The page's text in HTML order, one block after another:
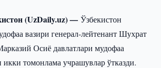
(UzDaily.uz) —Ўзбекистон
вазири генерал-лейтенант Шухрат
Осиё давлатлари мудофаа
икки томонлама учрашувлар ўтказди.